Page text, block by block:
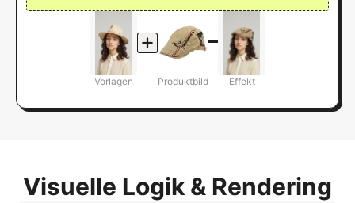
Vorlagen Produktbild Effekt
Visuelle Logik & Rendering